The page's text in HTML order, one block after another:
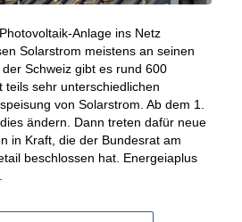
Anlage ins Netz
Solarstrom meistens an seinen
Schweiz gibt es rund 600
teils sehr unterschiedlichen
von Solarstrom. Ab dem 1.
ändern. Dann treten dafür neue
in Kraft, die der Bundesrat am
beschlossen hat. Energeiaplus